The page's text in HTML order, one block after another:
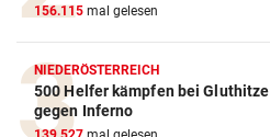
156.115 mal gelesen
NIEDERÖSTERREICH
500 Helfer kämpfen bei Gluthitze
gegen Inferno